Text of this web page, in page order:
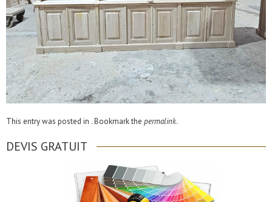
This entry was posted in . Bookmark the permalink.
DEVIS GRATUIT